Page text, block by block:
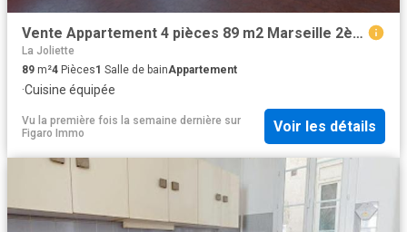
Vente Appartement 4 pièces 89 m2 Marseille 2ème
La Joliette
89 m²4 Pièces1 Salle de bainAppartement
·Cuisine équipée
Vu la première fois la semaine dernière sur
Figaro Immo
Voir les détails